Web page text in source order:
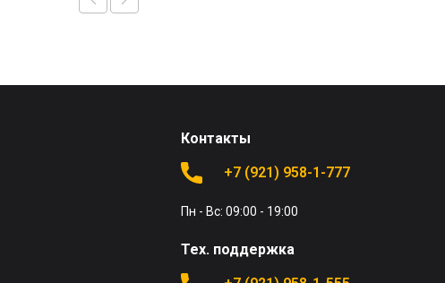
Контакты
+7 (921) 958-1-777
Пн - Вс: 09:00 - 19:00
Тех. поддержка